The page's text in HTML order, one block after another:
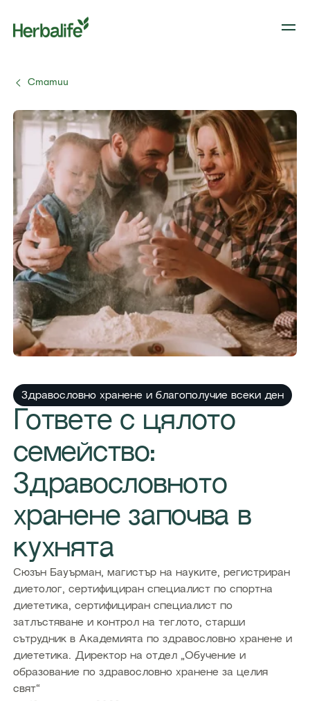
Статии
Здравословно хранене и благополучие всеки ден
​Гответе с цялото
семейство:
Здравословното
хранене започва в
кухнята
​​Сюзън Бауърман, магистър на науките, регистриран
диетолог, сертифициран специалист по спортна
диететика, сертифициран специалист по
затлъстяване и контрол на теглото, старши
сътрудник в Академията по здравословно хранене и
диететика. Директор на отдел „Обучение и
образование по здравословно хранене за целия
свят“